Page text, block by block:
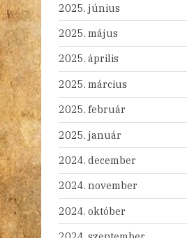
2025. június
2025. május
2025. április
2025. március
2025. február
2025. január
2024. december
2024. november
2024. október